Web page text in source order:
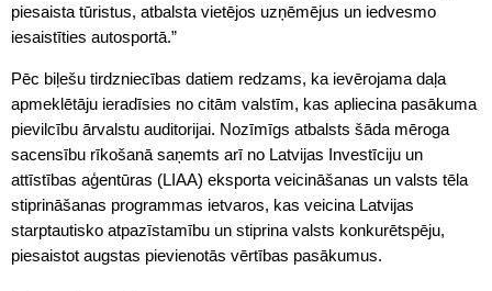
piesaista tūristus, atbalsta vietējos uzņēmējus un iedvesmo
iesaistīties autosportā.”
Pēc biļešu tirdzniecības datiem redzams, ka ievērojama daļa
apmeklētāju ieradīsies no citām valstīm, kas apliecina pasākuma
pievilcību ārvalstu auditorijai. Nozīmīgs atbalsts šāda mēroga
sacensību rīkošanā saņemts arī no Latvijas Investīciju un
attīstības aģentūras (LIAA) eksporta veicināšanas un valsts tēla
stiprināšanas programmas ietvaros, kas veicina Latvijas
starptautisko atpazīstamību un stiprina valsts konkurētspēju,
piesaistot augstas pievienotās vērtības pasākumus.